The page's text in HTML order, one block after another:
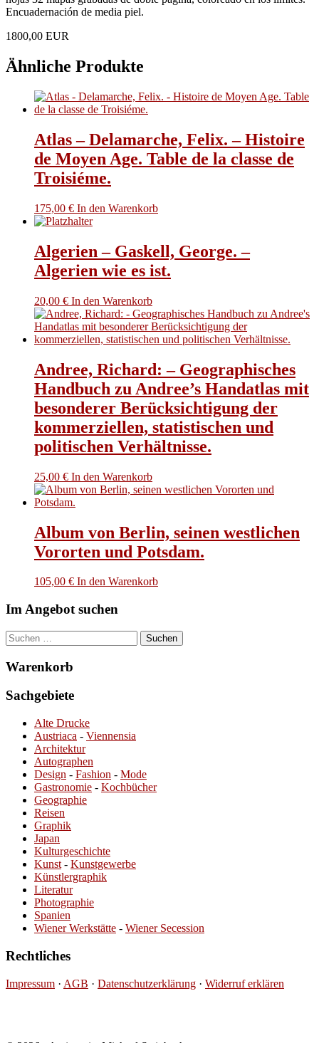
y
posesiones
ultramar.
Encuadernación de media piel.
1800,00 EUR
Ähnliche Produkte
Atlas – Delamarche, Felix. – Histoire
de Moyen Age. Table de la classe de
Troisiéme.
175,00 € In den Warenkorb
Algerien – Gaskell, George. –
Algerien wie es ist.
20,00 € In den Warenkorb
Andree, Richard: – Geographisches
Handbuch zu Andree’s Handatlas mit
besonderer Berücksichtigung der
kommerziellen, statistischen und
politischen Verhältnisse.
25,00 € In den Warenkorb
Album von Berlin, seinen westlichen
Vororten und Potsdam.
105,00 € In den Warenkorb
Im Angebot suchen
Suchen
nach:
Warenkorb
Sachgebiete
Alte Drucke
Austriaca - Viennensia
Architektur
Autographen
Design - Fashion - Mode
Gastronomie - Kochbücher
Geographie
Reisen
Graphik
Japan
Kulturgeschichte
Kunst - Kunstgewerbe
Künstlergraphik
Literatur
Photographie
Spanien
Wiener Werkstätte - Wiener Secession
Rechtliches
Impressum · AGB · Datenschutzerklärung · Widerruf erklären